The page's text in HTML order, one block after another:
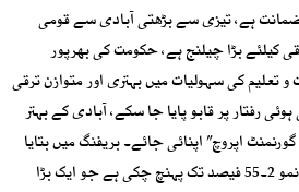
ضمانت ہے، تیزی سے بڑھتی آبادی سے قومی
کیلئے بڑا چیلنج ہے، حکومت کی بھرپور
کی سہولیات میں بہتری اور متوازن ترقی
رفتار پر قابو پایا جا سکے، آبادی کے بہتر
اپروچ” اپنائی جائے۔ بریفنگ میں بتایا
گیا کہ ملک میں آبادی کی شرح نمو 2۔55 فیصد تک پہنچ چکی ہے جو ایک بڑا